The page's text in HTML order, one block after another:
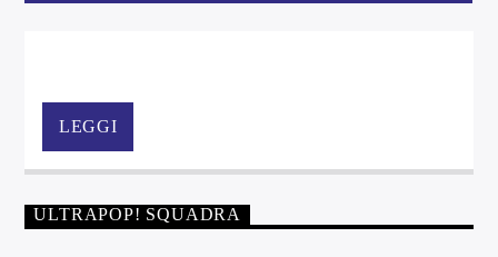
degli ultimi 50 anni.
LEGGI
ULTRAPOP! SQUADRA